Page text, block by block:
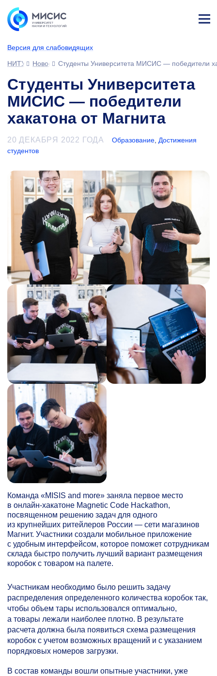
Версия для слабовидящих
ине
НИТУ МИСИС
НовостиСтуденты Университета МИСИС — победители
Студенты Университета
МИСИС — победители
хакатона от Магнита
20 ДЕКАБРЯ 2022 ГОДА Образование Достижения
студентов
Команда «MISIS and more» заняла первое место
в онлайн-хакатоне Magnetic Code Hackathon,
посвященном решению задач для одного
из крупнейших ритейлеров России — сети магазинов
Магнит. Участники создали мобильное приложение
с удобным интерфейсом, которое поможет сотрудникам
склада быстро получить лучший вариант размещения
коробок с товаром на палете.
Участникам необходимо было решить задачу
распределения определенного количества коробок так,
чтобы объем тары использовался оптимально,
а товары лежали наиболее плотно. В результате
расчета должна была появиться схема размещения
коробок с учетом возможных вращений и с указанием
порядковых номеров загрузки.
В состав команды вошли опытные участники, уже